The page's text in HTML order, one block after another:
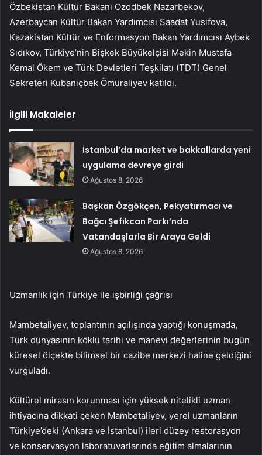
Özbekistan Kültür Bakanı Ozodbek Nazarbekov,
Azerbaycan Kültür Bakan Yardımcısı Saadat Yusifova,
Kazakistan Kültür ve Enformasyon Bakan Yardımcısı Aybek
Sıdıkov, Türkiye’nin Bişkek Büyükelçisi Mekin Mustafa
Kemal Ökem ve Türk Devletleri Teşkilatı (TDT) Genel
Sekreteri Kubanıçbek Ömüraliyev katıldı.
İlgili Makaleler
İstanbul’da market ve bakkallarda yeni
uygulama devreye girdi
Ağustos 8, 2026
Başkan Özgökçen, Pekyatırmacı ve
Bağcı Şefikcan Parkı’nda
Vatandaşlarla Bir Araya Geldi
Ağustos 8, 2026
Uzmanlık için Türkiye ile işbirliği çağrısı
Mambetaliyev, toplantının açılışında yaptığı konuşmada,
Türk dünyasının köklü tarihi ve manevi değerlerinin bugün
küresel ölçekte bilimsel bir cazibe merkezi haline geldiğini
vurguladı.
Kültürel mirasın korunması için yüksek nitelikli uzman
ihtiyacına dikkati çeken Mambetaliyev, yerel uzmanların
Türkiye’deki (Ankara ve İstanbul) ileri düzey restorasyon
ve konservasyon laboratuvarlarında eğitim almalarının